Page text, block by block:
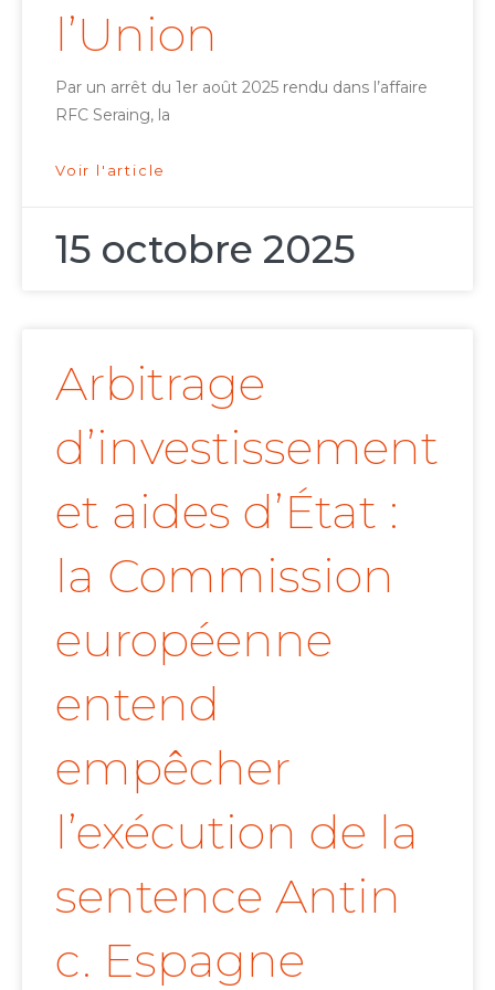
l’Union
Par un arrêt du 1er août 2025 rendu dans l’affaire
RFC Seraing, la
Voir l'article
15 octobre 2025
Arbitrage
d’investissement
et aides d’État :
la Commission
européenne
entend
empêcher
l’exécution de la
sentence Antin
c. Espagne